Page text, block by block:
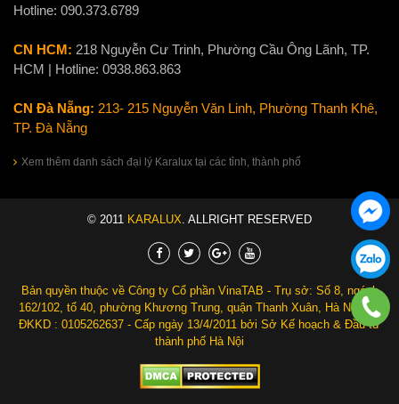
Hotline: 090.373.6789
CN HCM: 218 Nguyễn Cư Trinh, Phường Cầu Ông Lãnh, TP.
HCM | Hotline: 0938.863.863
CN Đà Nẵng: 213- 215 Nguyễn Văn Linh, Phường Thanh Khê,
TP. Đà Nẵng
Xem thêm danh sách đại lý Karalux tại các tỉnh, thành phố
© 2011 KARALUX. ALLRIGHT RESERVED
Bản quyền thuộc về Công ty Cổ phần VinaTAB - Trụ sở: Số 8, ngách
162/102, tổ 40, phường Khương Trung, quận Thanh Xuân, Hà Nội. Số
ĐKKD : 0105262637 - Cấp ngày 13/4/2011 bởi Sở Kế hoạch & Đầu tư
thành phố Hà Nội